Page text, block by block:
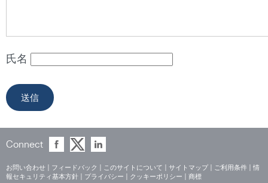
氏名
Connect
お問い合わせ フィードバック このサイトについて サイトマップ ご利用条件
情
報セキュリティ基本方針
プライバシー クッキーポリシー 商標